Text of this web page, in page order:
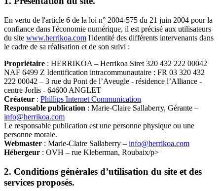
En vertu de l'article 6 de la loi n° 2004-575 du 21 juin 2004 pour la
confiance dans l'économie numérique, il est précisé aux utilisateurs
du site www.herrikoa.com l'identité des différents intervenants dans
le cadre de sa réalisation et de son suivi :
Propriétaire : HERRIKOA – Herrikoa Siret 320 432 222 00042
NAF 6499 Z Identification intracommunautaire : FR 03 320 432
222 00042 – 3 rue du Pont de l’Aveugle - résidence l’Alliance -
centre Jorlis - 64600 ANGLET
Créateur : Phillips Internet Communication
Responsable publication : Marie-Claire Sallaberry, Gérante –
info@herrikoa.com
Le responsable publication est une personne physique ou une
personne morale.
Webmaster : Marie-Claire Sallaberry – info@herrikoa.com
Hébergeur : OVH – rue Kleberman, Roubaix/p>
2. Conditions générales d’utilisation du site et des
services proposés.